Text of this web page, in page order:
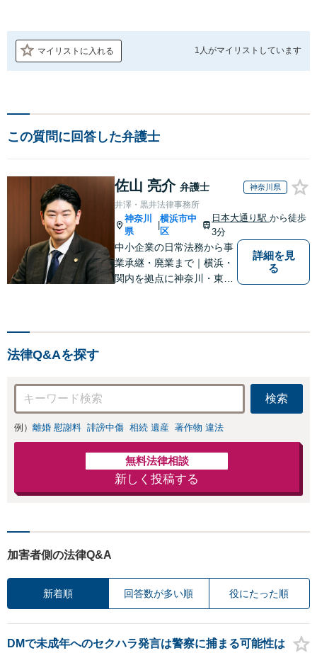
マイリストに入れる 1人がマイリストしています
この質問に回答した弁護士
佐山 亮介 弁護士 神奈川県
井澤・黒井法律事務所
神奈川
県
|
横浜市中
区
日本大通り駅から徒歩
3分
中小企業の日常法務から事
業承継・廃業まで｜横浜・
関内を拠点に神奈川・東京
詳細を見
る
法律Q&Aを探す
検索
例） 離婚 慰謝料 誹謗中傷 相続 遺産 著作物 違法
無料法律相談
新しく投稿する
加害者側の法律Q&A
新着順 回答数が多い順 役にたった順
DMで未成年へのセクハラ発言は警察に捕まる可能性は